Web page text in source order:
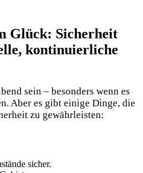
Glück: Sicherheit
kontinuierliche
sein – ⁣besonders wenn es
Aber es gibt einige Dinge, die
zu gewährleisten:
sicher.